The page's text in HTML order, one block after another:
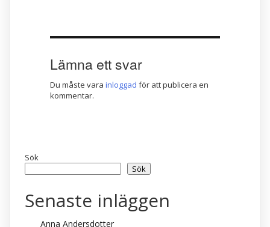
Lämna ett svar
Du måste vara inloggad för att publicera en
kommentar.
Sök
Sök
Senaste inläggen
Anna Andersdotter